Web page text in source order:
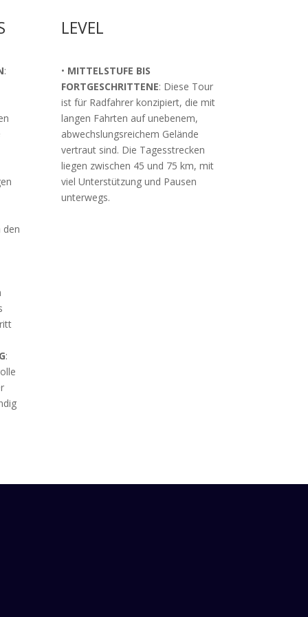
:
den
:
LEVEL
• MITTELSTUFE BIS
FORTGESCHRITTENE: Diese Tour
ist für Radfahrer konzipiert, die mit
langen Fahrten auf unebenem,
abwechslungsreichem Gelände
vertraut sind. Die Tagesstrecken
liegen zwischen 45 und 75 km, mit
viel Unterstützung und Pausen
unterwegs.